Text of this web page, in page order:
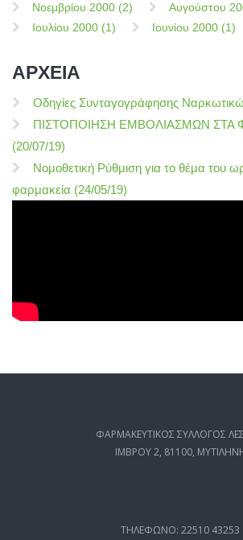
Νοεμβρίου 2000 (2)
Αυγούστου
Ιουλίου 2000 (1)
Ιουνίου 2000 (1)
ΑΡΧΕΙΑ
Οδηγίες Συνταγογράφησης
ΠΙΣΤΟΠΟΙΗΣΗ ΕΜΒΟΛΙΑΣΜΩΝ ΣΤΑ
(20/07/19)
Νομοθετική Ρύθμιση για το θέμα του
φαρμακεία (24/05/19)
ΦΑΡΜΑΚΕΥΤΙΚΟΣ ΣΥΛΛΟΓΟΣ
ΙΜΒΡΟΥ 2, 81100,
ΤΗΛΕΦΩΝΟ: 22510 43253